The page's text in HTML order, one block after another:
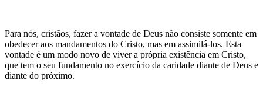
Para nós, cristãos, fazer a vontade de Deus não consiste somente em
obedecer aos mandamentos do Cristo, mas em assimilá-los. Esta
vontade é um modo novo de viver a própria existência em Cristo,
que tem o seu fundamento no exercício da caridade diante de Deus e
diante do próximo.